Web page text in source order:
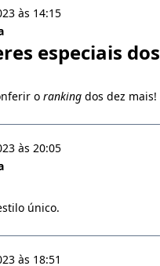
às 14:15
especiais dos
o rankingdos dez mais!
às 20:05
único.
às 18:51